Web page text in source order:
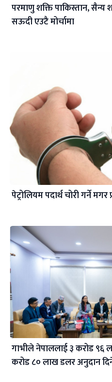
परमाणु शक्ति पाकिस्तान, सैन्य
सऊदी एउटै मोर्चामा
पेट्रोलियम पदार्थ चोरी गर्ने मगर
गाभीले नेपाललाई ३ करोड ९६
करोड ८० लाख डलर अनुदान